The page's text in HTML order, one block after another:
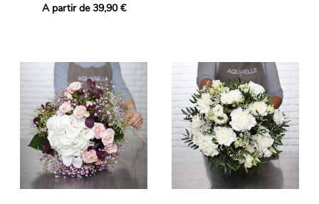
A partir de 39,90 €